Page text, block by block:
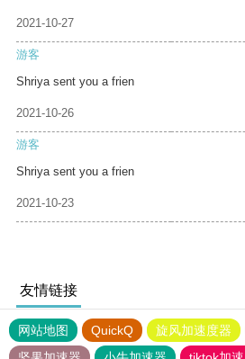
2021-10-27
游客
Shriya sent you a frien
2021-10-26
游客
Shriya sent you a frien
2021-10-23
友情链接
网站地图 QuickQ 旋风加速度器